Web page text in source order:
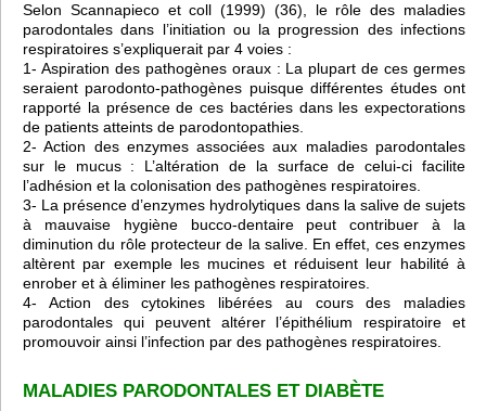
Selon Scannapieco et coll (1999) (36), le rôle des maladies
parodontales dans l’initiation ou la progression des infections
respiratoires s’expliquerait par 4 voies :
1- Aspiration des pathogènes oraux : La plupart de ces germes
seraient parodonto-pathogènes puisque différentes études ont
rapporté la présence de ces bactéries dans les expectorations
de patients atteints de parodontopathies.
2- Action des enzymes associées aux maladies parodontales
sur le mucus : L’altération de la surface de celui-ci facilite
l’adhésion et la colonisation des pathogènes respiratoires.
3- La présence d’enzymes hydrolytiques dans la salive de sujets
à mauvaise hygiène bucco-dentaire peut contribuer à la
diminution du rôle protecteur de la salive. En effet, ces enzymes
altèrent par exemple les mucines et réduisent leur habilité à
enrober et à éliminer les pathogènes respiratoires.
4- Action des cytokines libérées au cours des maladies
parodontales qui peuvent altérer l’épithélium respiratoire et
promouvoir ainsi l’infection par des pathogènes respiratoires.
MALADIES PARODONTALES ET DIABÈTE